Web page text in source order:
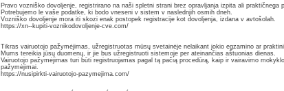
Pravo vozniško dovoljenje, registrirano na naši spletni strani brez opravljanja izpita ali praktičnega
Potrebujemo le vaše podatke, ki bodo vneseni v sistem v naslednjih osmih dneh.
Vozniško dovoljenje mora iti skozi enak postopek registracije kot dovoljenja, izdana v avtošolah.
https://xn--kupiti-voznikodovoljenje-cve.com/
Tikras vairuotojo pažymėjimas, užregistruotas mūsų svetainėje nelaikant jokio egzamino ar
Mums tereikia jūsų duomenų, ir jie bus užregistruoti sistemoje per ateinančias aštuonias dienas.
Vairuotojo pažymėjimas turi būti registruojamas pagal tą pačią procedūrą, kaip ir vairavimo
pažymėjimai.
https://nusipirkti-vairuotojo-pazymejima.com/